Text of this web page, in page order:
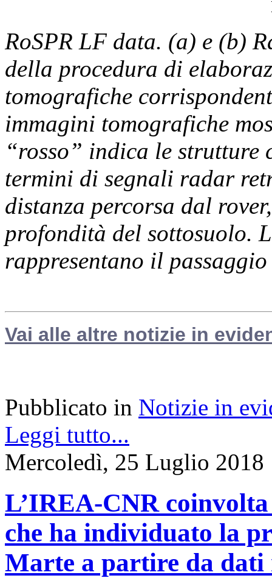
RoSPR LF data. (a) e (b)
della procedura di
tomografiche
immagini tomografiche
“rosso” indica le
termini di segnali radar
distanza percorsa dal
profondità del sottosuolo.
rappresentano il
Vai alle altre notizie in
Pubblicato in Notizie in
Leggi tutto...
Mercoledì, 25 Luglio 2018
L’IREA-CNR
che ha individuato la
Marte a partire da